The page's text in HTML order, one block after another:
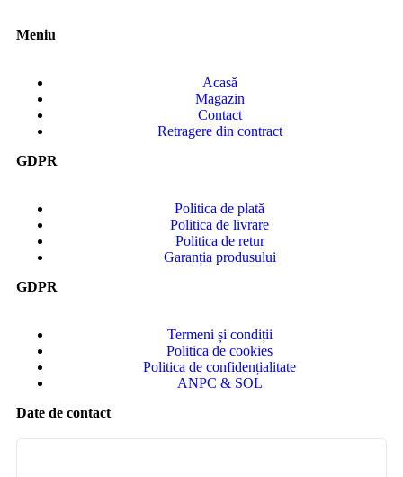
Meniu
Acasă
Magazin
Contact
Retragere din contract
GDPR
Politica de plată
Politica de livrare
Politica de retur
Garanția produsului
GDPR
Termeni și condiții
Politica de cookies
Politica de confidențialitate
ANPC & SOL
Date de contact